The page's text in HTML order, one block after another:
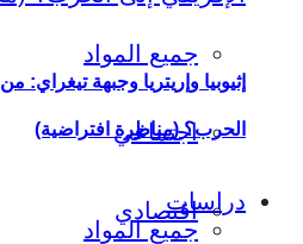
جميع المواد
اجتماعي
اقتصادي
إثيوبيا وإريتريا وجبهة تيغراي:
الحرب؟ (مناظرة افتراضية)
دراسات
جميع المواد